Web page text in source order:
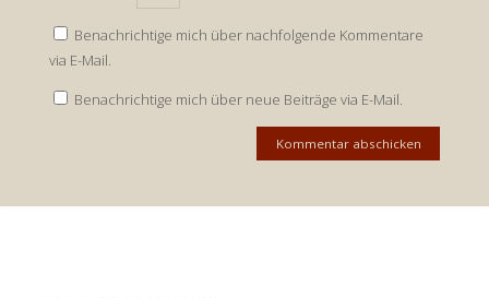
Benachrichtige mich über nachfolgende Kommentare
via E-Mail.
Benachrichtige mich über neue Beiträge via E-Mail.